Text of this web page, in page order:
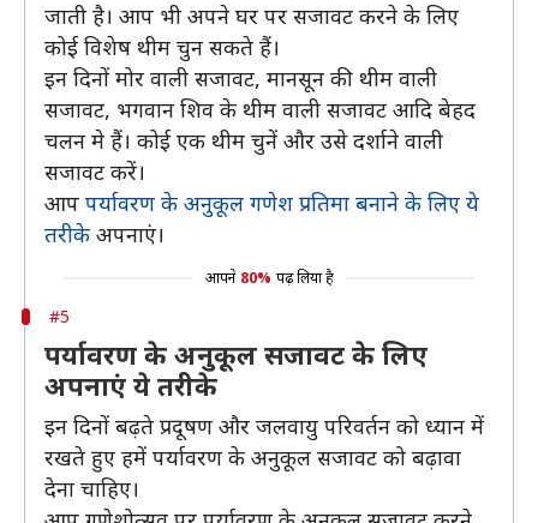
जाती है। आप भी अपने घर पर सजावट करने के लिए
कोई विशेष थीम चुन सकते हैं।
इन दिनों मोर वाली सजावट, मानसून की थीम वाली
सजावट, भगवान शिव के थीम वाली सजावट आदि बेहद
चलन मे हैं। कोई एक थीम चुनें और उसे दर्शाने वाली
सजावट करें।
आप पर्यावरण के अनुकूल गणेश प्रतिमा बनाने के लिए ये
तरीके अपनाएं।
आपने 80% पढ़ लिया है
#5
पर्यावरण के अनुकूल सजावट के लिए
अपनाएं ये तरीके
इन दिनों बढ़ते प्रदूषण और जलवायु परिवर्तन को ध्यान में
रखते हुए हमें पर्यावरण के अनुकूल सजावट को बढ़ावा
देना चाहिए।